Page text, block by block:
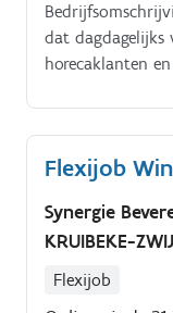
dat dagdagelijks
horecaklanten
Flexijob
Synergie
KRUIBEKE-
Flexijob